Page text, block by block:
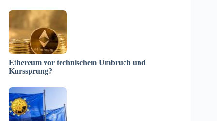
Ethereum vor technischem Umbruch und
Kurssprung?